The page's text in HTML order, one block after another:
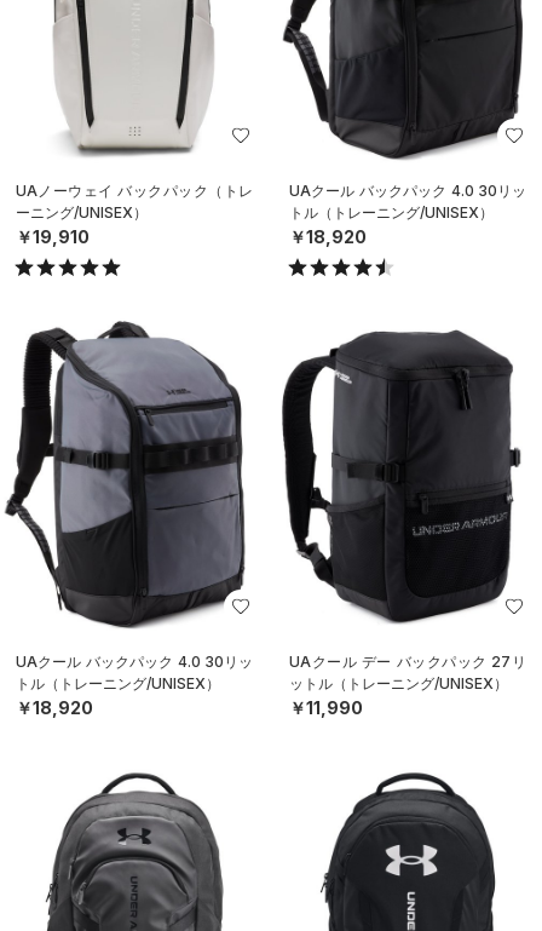
UAノーウェイ バックパック（トレ
ーニング/UNISEX）
￥19,910
UAクール バックパック 4.0 30リッ
トル（トレーニング/UNISEX）
￥18,920
UAクール バックパック 4.0 30リッ
トル（トレーニング/UNISEX）
￥18,920
UAクール デー バックパック 27リ
ットル（トレーニング/UNISEX）
￥11,990